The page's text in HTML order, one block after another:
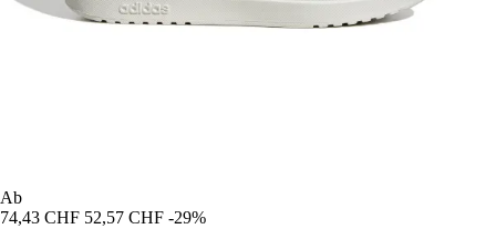
Ab
74,43 CHF 52,57 CHF -29%